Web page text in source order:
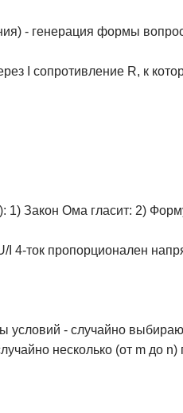
- генерация формы
I сопротивление R, к
1) Закон Ома гласит: 2)
I 4-ток пропорционален
условий - случайно
несколько (от m до